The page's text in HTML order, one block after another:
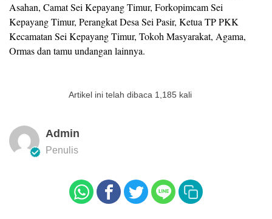
Asahan, Camat Sei Kepayang Timur, Forkopimcam Sei
Kepayang Timur, Perangkat Desa Sei Pasir, Ketua TP PKK
Kecamatan Sei Kepayang Timur, Tokoh Masyarakat, Agama,
Ormas dan tamu undangan lainnya.
Artikel ini telah dibaca 1,185 kali
Admin
Penulis